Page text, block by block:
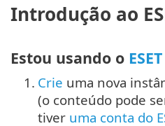
Introdução ao
Estou usando o
1. Crie uma nova
(o conteúdo pode
tiver uma conta do